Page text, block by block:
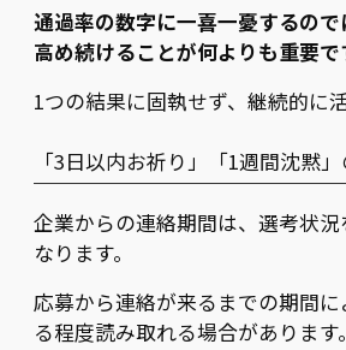
通過率の数字に一喜一憂するの
高め続けることが何よりも重要で
1つの結果に固執せず、継続的に
「3日以内お祈り」「1週間沈黙
企業からの連絡期間は、選考状
なります。
応募から連絡が来るまでの期間
る程度読み取れる場合があります。